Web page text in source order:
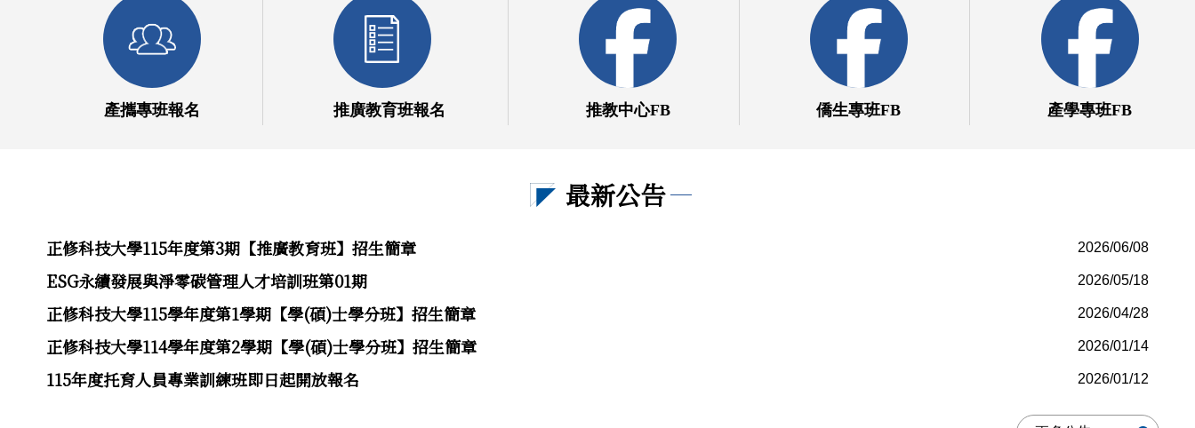
產攜專班報名 推廣教育班報名 推教中心FB 僑生專班FB 產學專班FB
最新公告
正修科技大學115年度第3期【推廣教育班】招生簡章 2026/06/08
ESG永續發展與淨零碳管理人才培訓班第01期 2026/05/18
正修科技大學115學年度第1學期【學(碩)士學分班】招生簡章 2026/04/28
正修科技大學114學年度第2學期【學(碩)士學分班】招生簡章 2026/01/14
115年度托育人員專業訓練班即日起開放報名 2026/01/12